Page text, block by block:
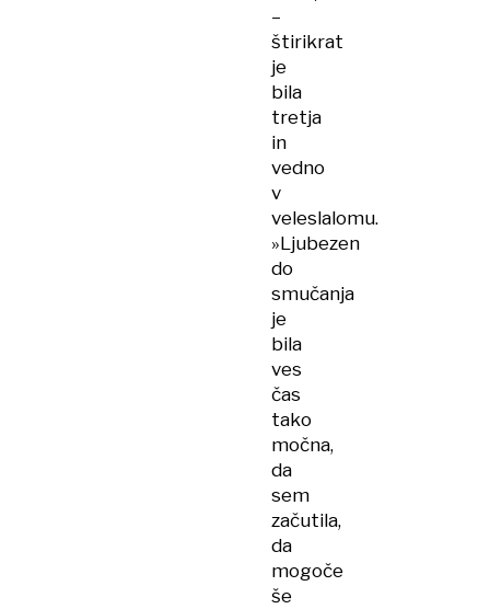
–
štirikrat
je
bila
tretja
in
vedno
v
veleslalomu.
»Ljubezen
do
smučanja
je
bila
ves
čas
tako
močna,
da
sem
začutila,
da
mogoče
še